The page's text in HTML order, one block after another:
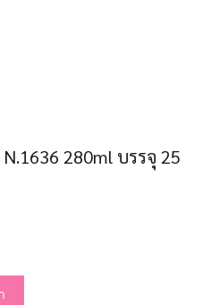
280ml บรรจุ 25